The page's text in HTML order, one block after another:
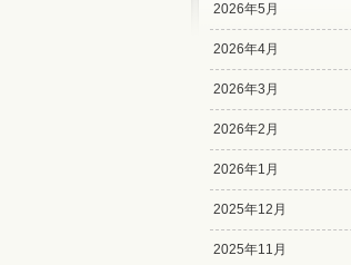
2026年5月
2026年4月
2026年3月
2026年2月
2026年1月
2025年12月
2025年11月